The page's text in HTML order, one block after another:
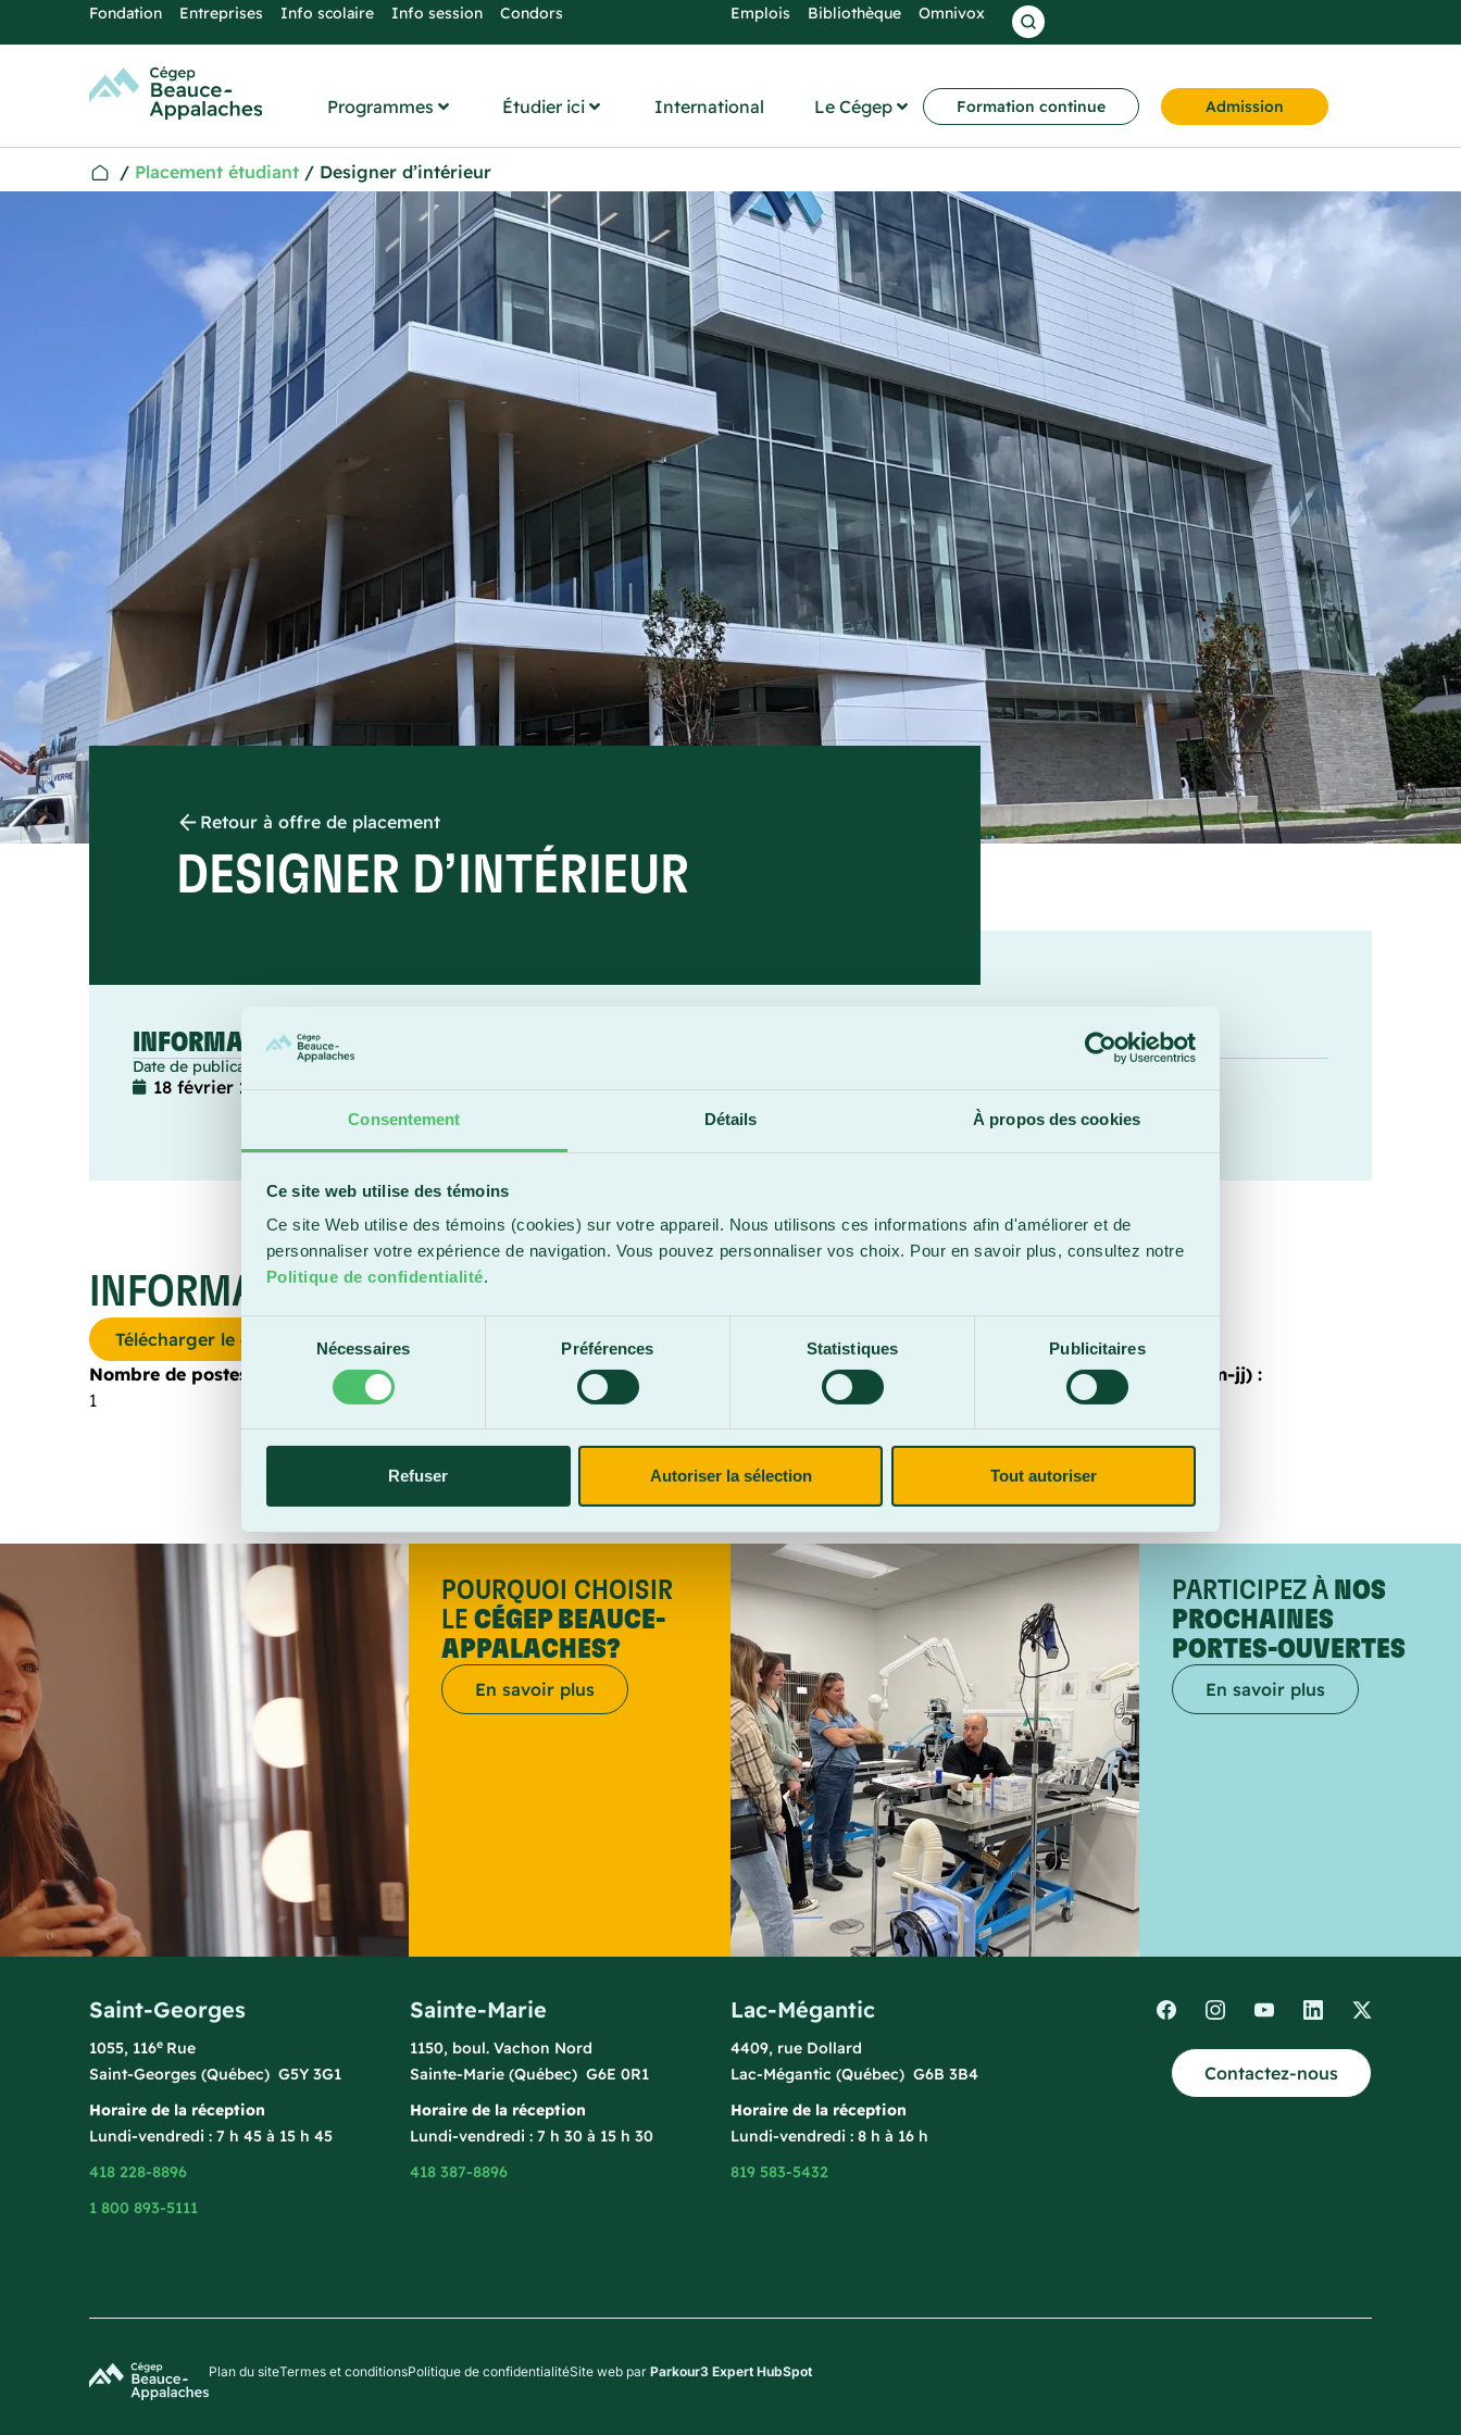
Consentement Détails À propos des cookies
Ce site web utilise des témoins
Ce site Web utilise des témoins (cookies) sur votre appareil. Nous utilisons ces informations afin d'améliorer et de
personnaliser votre expérience de navigation. Vous pouvez personnaliser vos choix. Pour en savoir plus, consultez notre
Politique de confidentialité.
consentement
Nécessaires Préférences Statistiques Publicitaires
Refuser Autoriser la sélection Tout autoriser
Fondation Entreprises Info scolaire Info session Condors Emplois Bibliothèque Omnivox
Programmes Étudier ici International Le Cégep Formation continue Admission
/ Placement étudiant / Designer d’intérieur
Retour à offre de placement
DESIGNER D’INTÉRIEUR
INFORMATIONS PRINCIPALES
Date de publication :
18 février 2026 Stéphanie Turmel
Courriel : info@renovjturmel.com
INFORMATION ADDITIONNELLES
Télécharger le descriptif
Nombre de postes à combler:
1
Date d'expiration (aaaa-mm-jj) :
2026-12-31
POURQUOI CHOISIR
LECÉGEP BEAUCE-
APPALACHES?
En savoir plus
PARTICIPEZ À NOS
PROCHAINES
PORTES-OUVERTES
En savoir plus
Saint-Georges
1055, 116e Rue
Saint-Georges (Québec) G5Y 3G1
Horaire de la réception
Lundi-vendredi : 7 h 45 à 15 h 45
418 228-8896
1 800 893-5111
Sainte-Marie
1150, boul. Vachon Nord
Sainte-Marie (Québec) G6E 0R1
Horaire de la réception
Lundi-vendredi : 7 h 30 à 15 h 30
418 387-8896
Lac-Mégantic
4409, rue Dollard
Lac-Mégantic (Québec) G6B 3B4
Horaire de la réception
Lundi-vendredi : 8 h à 16 h
819 583-5432
Contactez-nous
Plan du siteTermes et conditionsPolitique de confidentialitéSite web par Parkour3 Expert HubSpot